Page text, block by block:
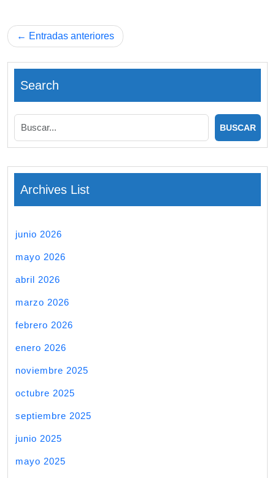
Navegación
de
entradas
Entradas anteriores
Search
Archives List
junio 2026
mayo 2026
abril 2026
marzo 2026
febrero 2026
enero 2026
noviembre 2025
octubre 2025
septiembre 2025
junio 2025
mayo 2025